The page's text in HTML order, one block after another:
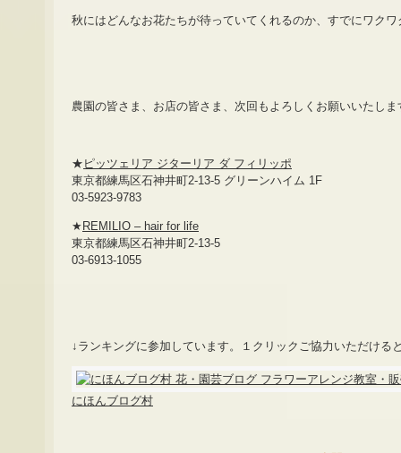
秋にはどんなお花たちが待っていてくれるのか、すでにワクワ
農園の皆さま、お店の皆さま、次回もよろしくお願いいたしま
★ ピッツェリア ジターリア ダ フィリッポ
東京都練馬区石神井町2-13-5 グリーンハイム 1F
03-5923-9783
★ REMILIO – hair for life
東京都練馬区石神井町2-13-5
03-6913-1055
↓ランキングに参加しています。１クリックご協力いただける
にほんブログ村